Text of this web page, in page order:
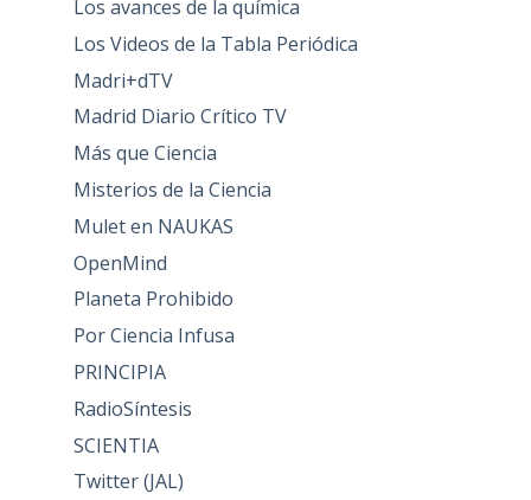
Los avances de la química
Los Videos de la Tabla Periódica
Madri+dTV
Madrid Diario Crítico TV
Más que Ciencia
Misterios de la Ciencia
Mulet en NAUKAS
OpenMind
Planeta Prohibido
Por Ciencia Infusa
PRINCIPIA
RadioSíntesis
SCIENTIA
Twitter (JAL)